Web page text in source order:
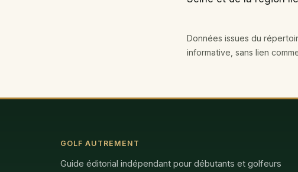
Données issues du
informative, sans lien
GOLF AUTREMENT
Guide éditorial indépendant pour débutants et golfeurs